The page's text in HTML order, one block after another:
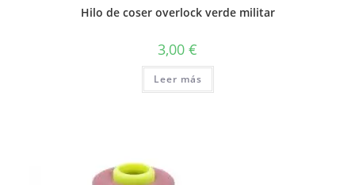
Hilo de coser overlock verde militar
3,00 €
Leer más